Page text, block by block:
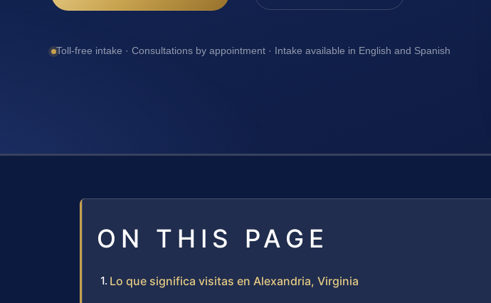
Toll-free intake · Consultations by appointment · Intake available in English and Spanish
ON THIS PAGE
Lo que significa visitas en Alexandria, Virginia